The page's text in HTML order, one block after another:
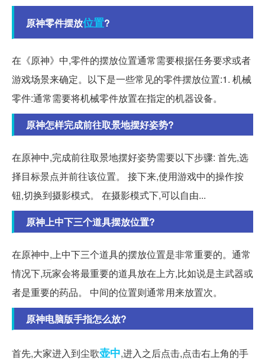
原神零件摆放位置?
在《原神》中,零件的摆放位置通常需要根据任务要求或者
游戏场景来确定。以下是一些常见的零件摆放位置:1. 机械
零件:通常需要将机械零件放置在指定的机器设备。
原神怎样完成前往取景地摆好姿势?
在原神中,完成前往取景地摆好姿势需要以下步骤: 首先,选
择目标景点并前往该位置。 接下来,使用游戏中的操作按
钮,切换到摄影模式。 在摄影模式下,可以自由...
原神上中下三个道具摆放位置?
在原神中,上中下三个道具的摆放位置是非常重要的。通常
情况下,玩家会将最重要的道具放在上方,比如说是主武器或
者是重要的药品。 中间的位置则通常用来放置次。
原神电脑版手指怎么放?
首先,大家进入到尘歌壶中,进入之后点击,点击右上角的手